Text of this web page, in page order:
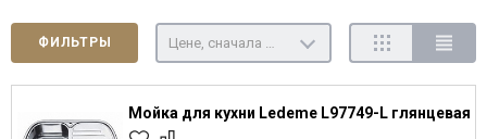
ФИЛЬТРЫ Цене, сначала недорогие
Мойка для кухни Ledeme L97749-L глянцевая